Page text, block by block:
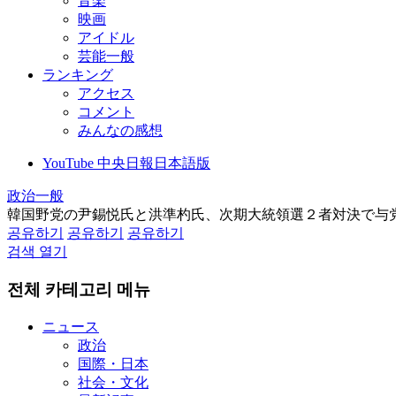
映画
アイドル
芸能一般
ランキング
アクセス
コメント
みんなの感想
YouTube 中央日報日本語版
政治一般
韓国野党の尹錫悦氏と洪準杓氏、次期大統領選２者対決で与
공유하기
공유하기
공유하기
검색 열기
전체 카테고리 메뉴
ニュース
政治
国際・日本
社会・文化